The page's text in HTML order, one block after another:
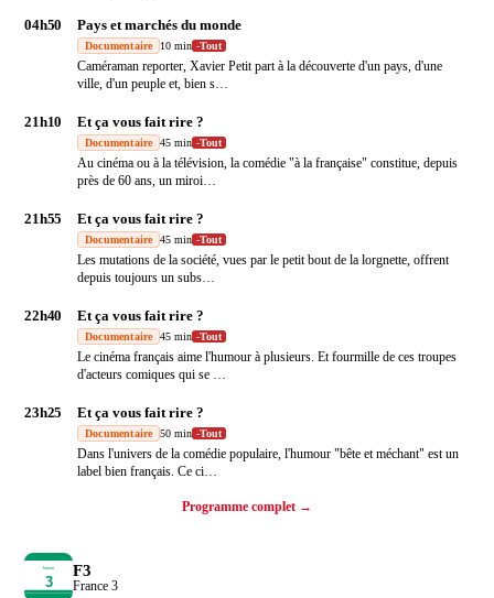
04h50 Pays et marchés du monde
Documentaire 10 min -Tout
Caméraman reporter, Xavier Petit part à la découverte d'un pays, d'une
ville, d'un peuple et, bien s…
21h10 Et ça vous fait rire ?
Documentaire 45 min -Tout
Au cinéma ou à la télévision, la comédie "à la française" constitue, depuis
près de 60 ans, un miroi…
21h55 Et ça vous fait rire ?
Documentaire 45 min -Tout
Les mutations de la société, vues par le petit bout de la lorgnette, offrent
depuis toujours un subs…
22h40 Et ça vous fait rire ?
Documentaire 45 min -Tout
Le cinéma français aime l'humour à plusieurs. Et fourmille de ces troupes
d'acteurs comiques qui se …
23h25 Et ça vous fait rire ?
Documentaire 50 min -Tout
Dans l'univers de la comédie populaire, l'humour "bête et méchant" est un
label bien français. Ce ci…
Programme complet →
F3
France 3